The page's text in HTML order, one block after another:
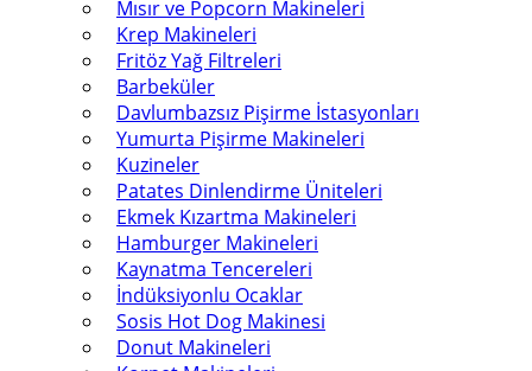
Mısır ve Popcorn Makineleri
Krep Makineleri
Fritöz Yağ Filtreleri
Barbeküler
Davlumbazsız Pişirme İstasyonları
Yumurta Pişirme Makineleri
Kuzineler
Patates Dinlendirme Üniteleri
Ekmek Kızartma Makineleri
Hamburger Makineleri
Kaynatma Tencereleri
İndüksiyonlu Ocaklar
Sosis Hot Dog Makinesi
Donut Makineleri